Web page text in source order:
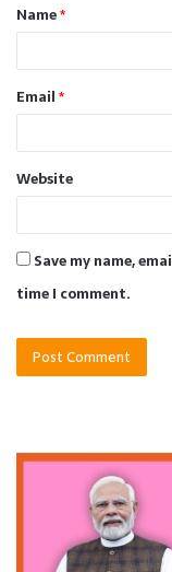
*Name*
Email*
Website
Save my name,
time I comment.